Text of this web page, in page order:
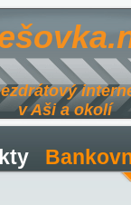
v Aši a okolí